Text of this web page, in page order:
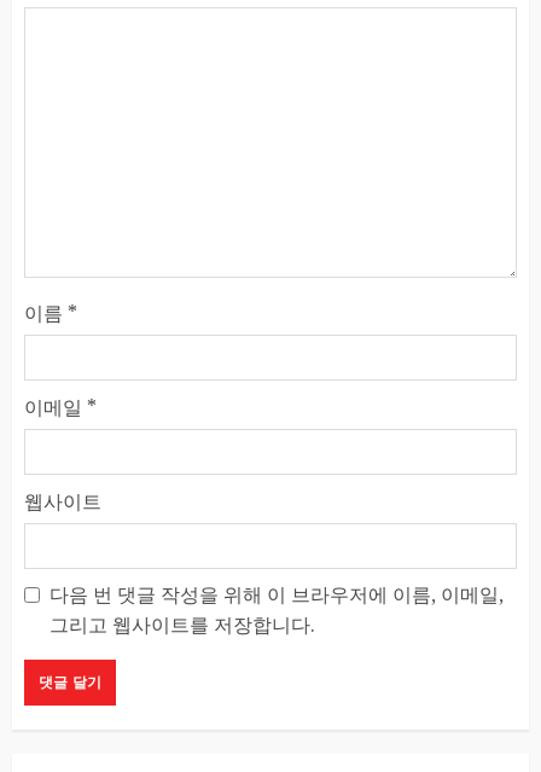
이름 *
이메일 *
웹사이트
다음 번 댓글 작성을 위해 이 브라우저에 이름, 이메일,
그리고 웹사이트를 저장합니다.